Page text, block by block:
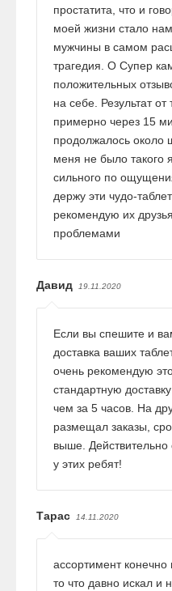
простатита, что и
моей жизни стало
мужчины в самом
трагедия. О Супер
положительных
на себе. Результат от
примерно через 15
продолжалось около
меня не было такого
сильного по
держу эти чудо-
рекомендую их
проблемами
Давид 19.11.2020
Если вы спешите и
доставка ваших
очень рекомендую
стандартную
чем за 5 часов. На
размещал заказы,
выше.
у этих ребят!
Тарас 14.11.2020
ассортимент
то что давно искал и